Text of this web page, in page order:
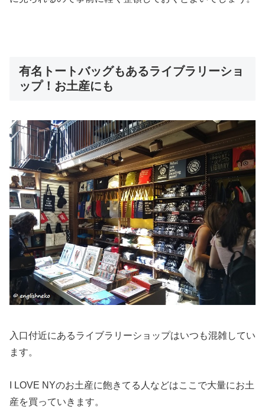
有名トートバッグもあるライブラリーショ
ップ！お土産にも
入口付近にあるライブラリーショップはいつも混雑してい
ます。
I LOVE NYのお土産に飽きてる人などはここで大量にお土
産を買っていきます。